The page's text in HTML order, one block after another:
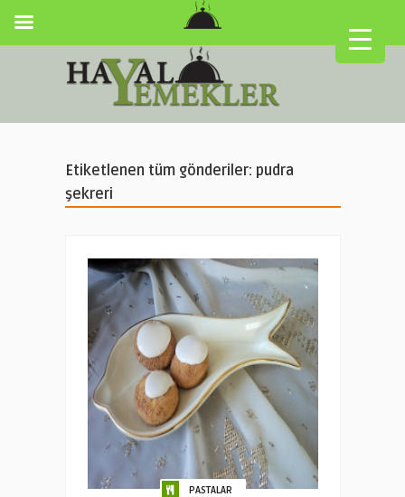
Etiketlenen tüm gönderiler: pudra
şekreri
PASTALAR